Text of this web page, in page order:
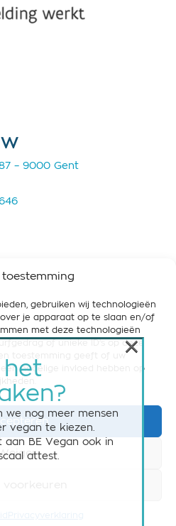
toestemming
gebruiken wij technologieën
je apparaat op te slaan en/of
met deze technologieën
of unieke ID's op deze
nadelige invloed hebben op
– 9000 Gent
friendly te maken! Steun
of eenmalige gift.
het
we nog meer mensen
vegan te kiezen.
BE Vegan ook in
attest.
×